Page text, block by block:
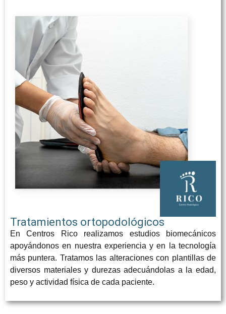
Tratamientos ortopodológicos
En Centros Rico realizamos estudios biomecánicos
apoyándonos en nuestra experiencia y en la tecnología
más puntera. Tratamos las alteraciones con plantillas de
diversos materiales y durezas adecuándolas a la edad,
peso y actividad física de cada paciente.